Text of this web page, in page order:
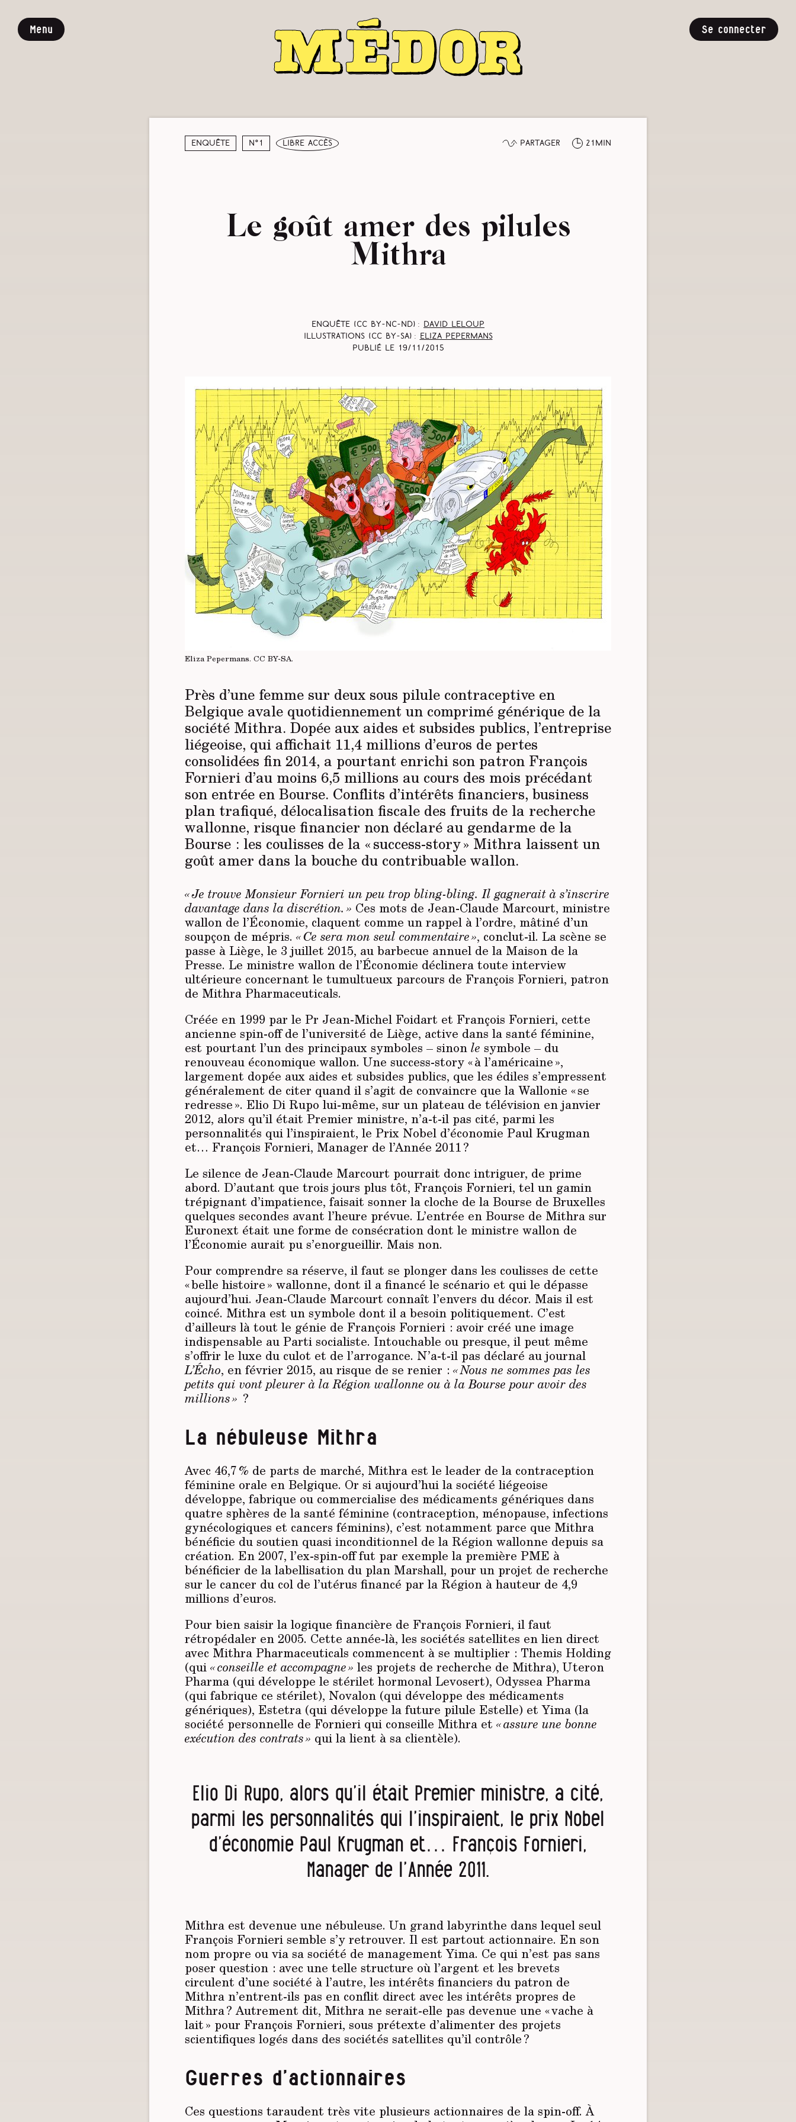
Menu Se connecter
Enquête N°1 libre accès Partager 21min
Le goût amer des pilules
Mithra
Enquête (CC BY-NC-ND) :
David Leloup
Illustrations (CC BY-SA) :
Eliza Pepermans
Publié le
19/11/2015
Eliza Pepermans. CC BY-SA.
Près d’une femme sur deux sous pilule contraceptive en
Belgique avale quotidiennement un comprimé générique de la
société Mithra. Dopée aux aides et subsides publics, l’entreprise
liégeoise, qui affichait 11,4 millions d’euros de pertes
consolidées fin 2014, a pourtant enrichi son patron François
Fornieri d’au moins 6,5 millions au cours des mois précédant
son entrée en Bourse. Conflits d’intérêts financiers, business
plan trafiqué, délocalisation fiscale des fruits de la recherche
wallonne, risque financier non déclaré au gendarme de la
Bourse : les coulisses de la « success-story » Mithra laissent un
goût amer dans la bouche du contribuable wallon.
« Je trouve Monsieur Fornieri un peu trop bling-bling. Il gagnerait à s’inscrire
davantage dans la discrétion. » Ces mots de Jean-Claude Marcourt, ministre
wallon de l’Économie, claquent comme un rappel à l’ordre, mâtiné d’un
soupçon de mépris. « Ce sera mon seul commentaire », conclut-il. La scène se
passe à Liège, le 3 juillet 2015, au barbecue annuel de la Maison de la
Presse. Le ministre wallon de l’Économie déclinera toute interview
ultérieure concernant le tumultueux parcours de François Fornieri, patron
de Mithra Pharmaceuticals.
Créée en 1999 par le Pr Jean-Michel Foidart et François Fornieri, cette
ancienne spin-off de l’université de Liège, active dans la santé féminine,
est pourtant l’un des principaux symboles – sinon le symbole – du
renouveau économique wallon. Une success-story « à l’américaine »,
largement dopée aux aides et subsides publics, que les édiles s’empressent
généralement de citer quand il s’agit de convaincre que la Wallonie « se
redresse ». Elio Di Rupo lui-même, sur un plateau de télévision en janvier
2012, alors qu’il était Premier ministre, n’a-t-il pas cité, parmi les
personnalités qui l’inspiraient, le Prix Nobel d’économie Paul Krugman
et… François Fornieri, Manager de l’Année 2011 ?
Le silence de Jean-Claude Marcourt pourrait donc intriguer, de prime
abord. D’autant que trois jours plus tôt, François Fornieri, tel un gamin
trépignant d’impatience, faisait sonner la cloche de la Bourse de Bruxelles
quelques secondes avant l’heure prévue. L’entrée en Bourse de Mithra sur
Euronext était une forme de consécration dont le ministre wallon de
l’Économie aurait pu s’enorgueillir. Mais non.
Pour comprendre sa réserve, il faut se plonger dans les coulisses de cette
« belle histoire » wallonne, dont il a financé le scénario et qui le dépasse
aujourd’hui. Jean-Claude Marcourt connaît l’envers du décor. Mais il est
coincé. Mithra est un symbole dont il a besoin politiquement. C’est
d’ailleurs là tout le génie de François Fornieri : avoir créé une image
indispensable au Parti socialiste. Intouchable ou presque, il peut même
s’offrir le luxe du culot et de l’arrogance. N’a-t-il pas déclaré au journal
L’Écho, en février 2015, au risque de se renier : « Nous ne sommes pas les
petits qui vont pleurer à la Région wallonne ou à la Bourse pour avoir des
millions » ?
La nébuleuse Mithra
Avec 46,7 % de parts de marché, Mithra est le leader de la contraception
féminine orale en Belgique. Or si aujourd’hui la société liégeoise
développe, fabrique ou commercialise des médicaments génériques dans
quatre sphères de la santé féminine (contraception, ménopause, infections
gynécologiques et cancers féminins), c’est notamment parce que Mithra
bénéficie du soutien quasi inconditionnel de la Région wallonne depuis sa
création. En 2007, l’ex-spin-off fut par exemple la première PME à
bénéficier de la labellisation du plan Marshall, pour un projet de recherche
sur le cancer du col de l’utérus financé par la Région à hauteur de 4,9
millions d’euros.
Pour bien saisir la logique financière de François Fornieri, il faut
rétropédaler en 2005. Cette année-là, les sociétés satellites en lien direct
avec Mithra Pharmaceuticals commencent à se multiplier : Themis Holding
(qui « conseille et accompagne » les projets de recherche de Mithra), Uteron
Pharma (qui développe le stérilet hormonal Levosert), Odyssea Pharma
(qui fabrique ce stérilet), Novalon (qui développe des médicaments
génériques), Estetra (qui développe la future pilule Estelle) et Yima (la
société personnelle de Fornieri qui conseille Mithra et « assure une bonne
exécution des contrats » qui la lient à sa clientèle).
Elio Di Rupo, alors qu’il était Premier ministre, a cité,
parmi les personnalités qui l’inspiraient, le prix Nobel
d’économie Paul Krugman et… François Fornieri,
Manager de l’Année 2011.
Mithra est devenue une nébuleuse. Un grand labyrinthe dans lequel seul
François Fornieri semble s’y retrouver. Il est partout actionnaire. En son
nom propre ou via sa société de management Yima. Ce qui n’est pas sans
poser question : avec une telle structure où l’argent et les brevets
circulent d’une société à l’autre, les intérêts financiers du patron de
Mithra n’entrent-ils pas en conflit direct avec les intérêts propres de
Mithra ? Autrement dit, Mithra ne serait-elle pas devenue une « vache à
lait » pour François Fornieri, sous prétexte d’alimenter des projets
scientifiques logés dans des sociétés satellites qu’il contrôle ?
Guerres d’actionnaires
Ces questions taraudent très vite plusieurs actionnaires de la spin-off. À